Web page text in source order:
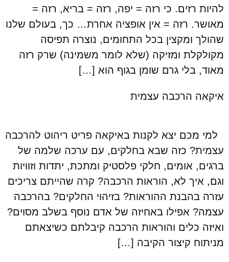
להיות רזים. כי רזה = יפה, רזה = בריא, רזה =
מאושר. רזה = אין אופציה אחרת… כך, בעולם שלנו
שהולך ומקצין בכל התחומים, נוצרה תפיסה
מקולקלת ומזיקה (שלא לומר משמינה) שרק רזה
מאוד, בלי גרם שומן בגוף הוא […]
איקאה הרכבה עצמית
למי מכם יצא לקנות באיקאה פריט ריהוט להרכבה
עצמית? כזה שבא בחלקים, עם ערכה שלמה של
ברגים, אומים, חלקי פלסטיק ומתכת, יתדות וזוויות
וגם, איך לא, הוראות הרכבה? קרה שהייתם צריכים
עזרה בהבנת ההוראות? בזיהוי החלקים? בהרכבה
עצמה? אפילו באחיזה של אדם נוסף בשלב מסוים?
ואיזה כלים והוראות הרכבה קיבלתם כשיצאתם
מניתוח קיצור הקיבה […]